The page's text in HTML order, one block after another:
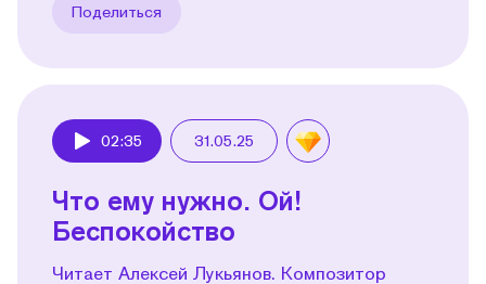
Поделиться
02:35 31.05.25
Что ему нужно. Ой!
Беспокойство
Читает Алексей Лукьянов. Композитор